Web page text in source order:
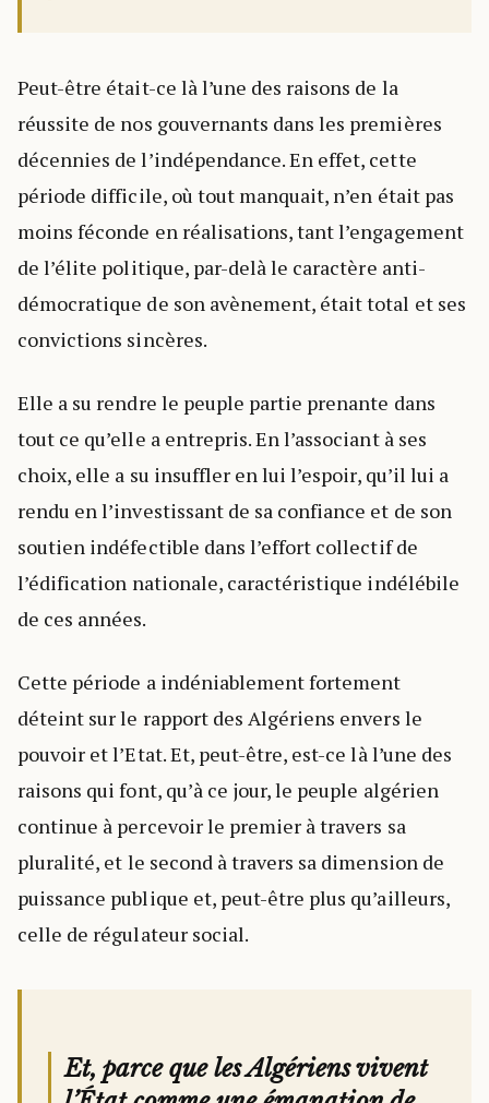
Peut-être était-ce là l’une des raisons de la
réussite de nos gouvernants dans les premières
décennies de l’indépendance. En effet, cette
période difficile, où tout manquait, n’en était pas
moins féconde en réalisations, tant l’engagement
de l’élite politique, par-delà le caractère anti-
démocratique de son avènement, était total et ses
convictions sincères.
Elle a su rendre le peuple partie prenante dans
tout ce qu’elle a entrepris. En l’associant à ses
choix, elle a su insuffler en lui l’espoir, qu’il lui a
rendu en l’investissant de sa confiance et de son
soutien indéfectible dans l’effort collectif de
l’édification nationale, caractéristique indélébile
de ces années.
Cette période a indéniablement fortement
déteint sur le rapport des Algériens envers le
pouvoir et l’Etat. Et, peut-être, est-ce là l’une des
raisons qui font, qu’à ce jour, le peuple algérien
continue à percevoir le premier à travers sa
pluralité, et le second à travers sa dimension de
puissance publique et, peut-être plus qu’ailleurs,
celle de régulateur social.
Et, parce que les Algériens vivent